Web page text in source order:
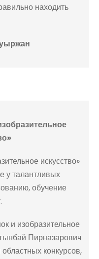
находить
искусство»
у талантливых
обучение
и изобразительное
Пирназарович
конкурсов,